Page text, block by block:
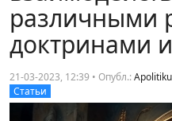
различными
доктринами
21-03-2023, 12:39 • Опубл.:
Статьи